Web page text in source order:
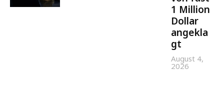
1 Million
Dollar
angekla
gt
August 4,
2026